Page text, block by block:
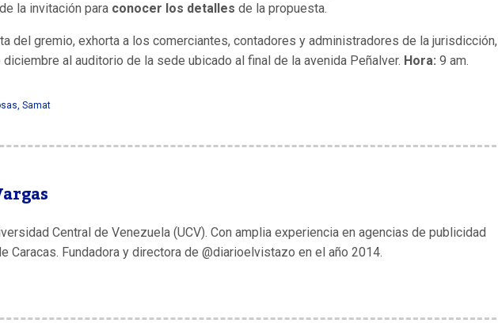
la invitación para conocer los detalles de la propuesta.
del gremio, exhorta a los comerciantes, contadores y administradores de la jurisdicción,
al auditorio de la sede ubicado al final de la avenida Peñalver. Hora: 9 am.
, Samat
Central de Venezuela (UCV). Con amplia experiencia en agencias de publicidad
Caracas. Fundadora y directora de @diarioelvistazo en el año 2014.